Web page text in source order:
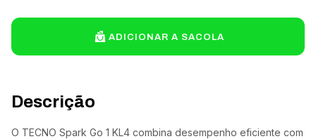
Descrição
O TECNO Spark Go 1 KL4 combina desempenho eficiente com
ADICIONAR A SACOLA